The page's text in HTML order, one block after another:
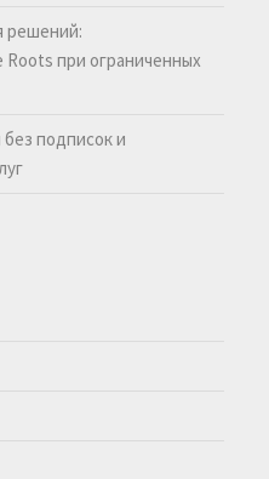
решений:
при ограниченных
подписок и